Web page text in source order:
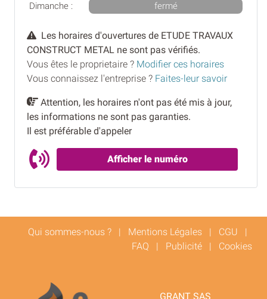
Dimanche :
fermé
Les horaires d'ouvertures de ETUDE TRAVAUX
CONSTRUCT METAL ne sont pas vérifiés.
Vous êtes le proprietaire ? Modifier ces horaires
Vous connaissez l'entreprise ? Faites-leur savoir
Attention, les horaires n'ont pas été mis à jour,
les informations ne sont pas garanties.
Il est préférable d'appeler
Afficher le numéro
Qui sommes-nous ? | Mentions Légales | CGU |
FAQ | Publicité | Cookies
GRANT SAS